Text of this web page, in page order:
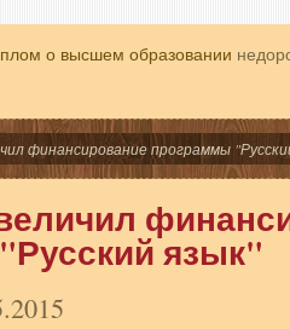
о высшем образовании
финансирование программы
язык"